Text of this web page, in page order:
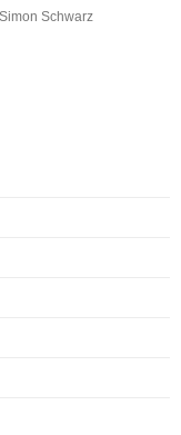
Schwarz